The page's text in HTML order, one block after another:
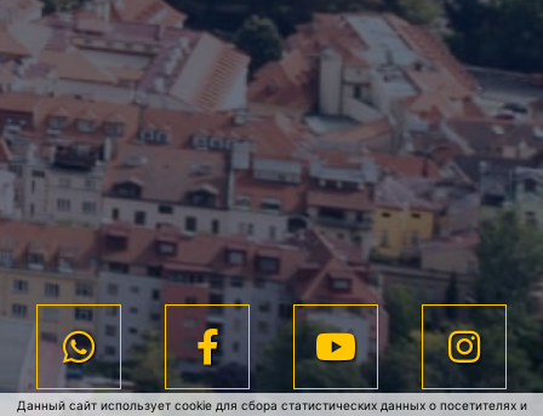
Данный сайт использует cookie для сбора статистических данных о посетителях и